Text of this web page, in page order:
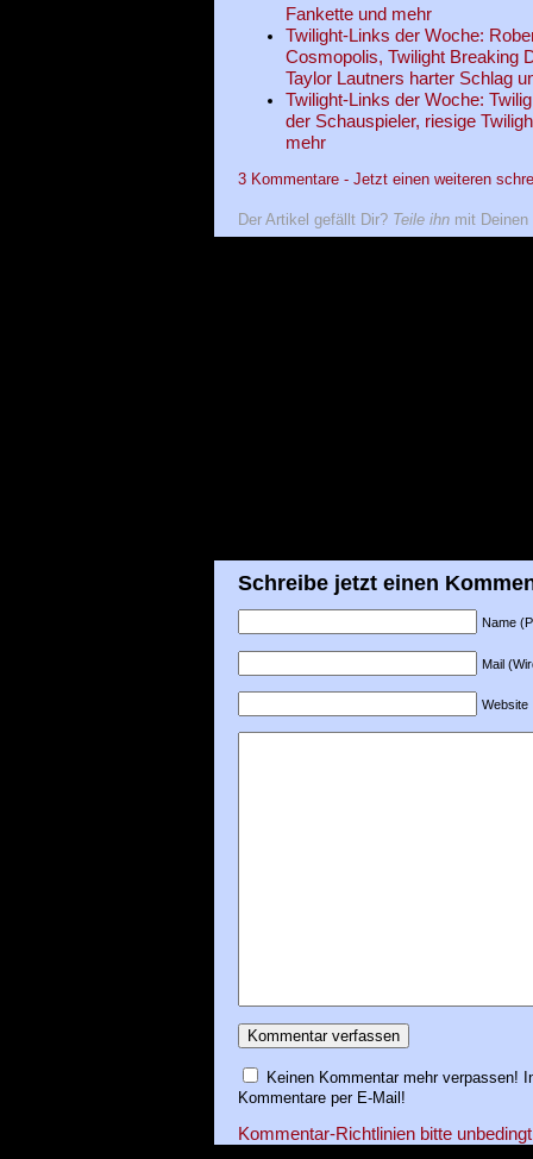
Fankette und mehr
Twilight-Links der Woche:
Cosmopolis, Twilight Breaking
Taylor Lautners harter Schlag
Twilight-Links der Woche:
der Schauspieler, riesige
mehr
3 Kommentare - Jetzt einen weiteren
Der Artikel gefällt Dir? Teile ihnmit Deinen
Schreibe jetzt einen
Name
Mail
Website
Keinen Kommentar mehr verpassen!
Kommentare per E-Mail!
Kommentar-Richtlinien bitte